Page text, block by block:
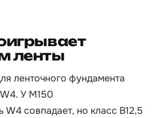
ленты
ленточного фундамента
У М150
совпадает, но класс B12,5